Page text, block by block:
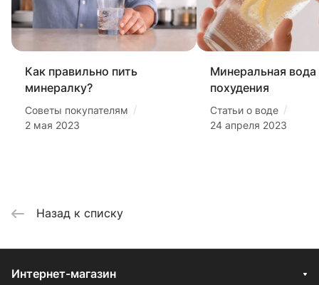
Как правильно пить
минералку?
Советы покупателям /
2 мая 2023
Минеральная вода
похудения
Статьи о воде /
24 апреля 2023
Назад к списку
Интернет-магазин